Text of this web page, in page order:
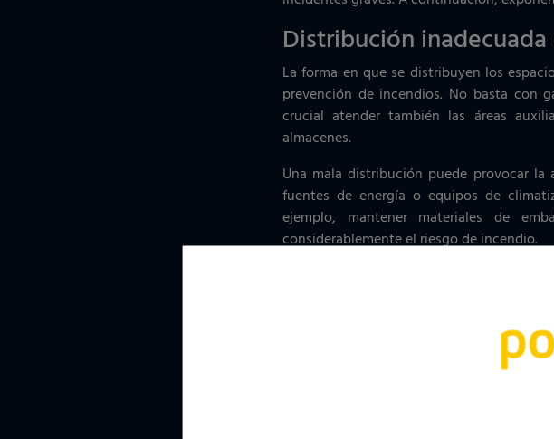
Distribución
La forma en que se distribuyen los
prevención de incendios. No basta con
crucial atender también las áreas
almacenes.
Una mala distribución puede provocar la
fuentes de energía o equipos de
ejemplo, mantener materiales de
considerablemente el riesgo de incendio.
cartón, papel y plásticos. Si no se